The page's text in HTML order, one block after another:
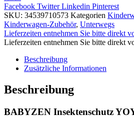
Facebook TwitterLinkedin Pinterest
SKU: 34539710573 Kategorien
Kinderwagen-Zubehör, Unterwegs
Lieferzeiten entnehmen Sie bitte direkt
Lieferzeiten entnehmen Sie bitte direkt
Beschreibung
Zusätzliche Informationen
Beschreibung
BABYZEN Insektenschutz